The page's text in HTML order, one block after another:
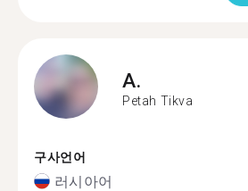
A.
Petah Tikva
구사언어
러시아어